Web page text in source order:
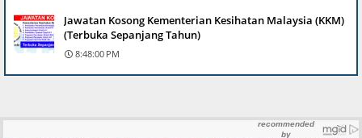
Jawatan Kosong Kementerian Kesihatan Malaysia (KKM)
(Terbuka Sepanjang Tahun)
8:48:00 PM